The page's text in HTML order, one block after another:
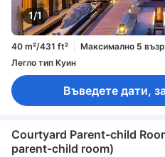
1/1
40 m²/431 ft² Максимално 5
Легло тип Куин
Въведете дати,
Courtyard Parent-child
parent-child room)